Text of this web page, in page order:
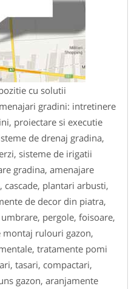
cu solutii
gradini: intretinere
proiectare si executie
de drenaj gradina,
sisteme de irigatii
gradina, amenajare
plantari arbusti,
de decor din piatra,
pergole, foisoare,
montaj rulouri gazon,
tratamente pomi
tasari, compactari,
gazon, aranjamente